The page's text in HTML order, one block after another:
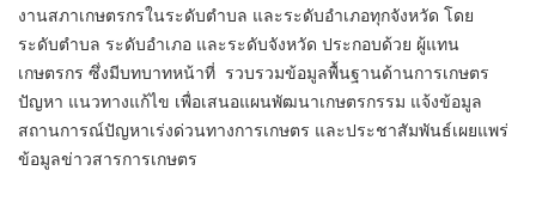
Search
for:
งานสภาเกษตรกรในระดับตำบล และระดับอำเภอทุกจังหวัด โดย
ระดับตำบล ระดับอำเภอ และระดับจังหวัด ประกอบด้วย ผู้แทน
เกษตรกร ซึ่งมีบทบาทหน้าที่ รวบรวมข้อมูลพื้นฐานด้านการเกษตร
ปัญหา แนวทางแก้ไข เพื่อเสนอแผนพัฒนาเกษตรกรรม แจ้งข้อมูล
สถานการณ์ปัญหาเร่งด่วนทางการเกษตร และประชาสัมพันธ์เผยแพร่
ข้อมูลข่าวสารการเกษตร